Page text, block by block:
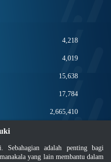
4,218
4,019
15,638
17,784
2,665,410
adalah penting bagi
yang lain membantu dalam